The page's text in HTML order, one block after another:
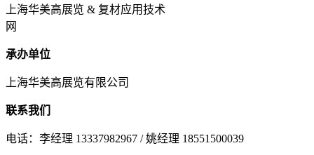
上海华美高展览 & 复材应用技术
网
承办单位
上海华美高展览有限公司
联系我们
电话：李经理 13337982967 / 姚经理 18551500039